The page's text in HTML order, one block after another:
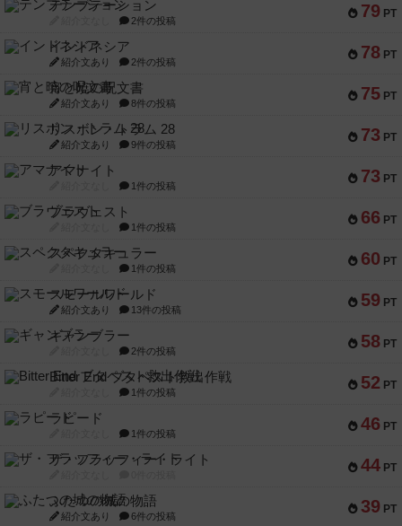
79 PT
テンプテーション
2件の投稿
78 PT
インドネシア
紹介文あり 2件の投稿
75 PT
宵と暁の呪文書
紹介文あり 8件の投稿
73 PT
リスボン・トラム 28
紹介文あり 9件の投稿
73 PT
アマナイト
1件の投稿
66 PT
ブラヴェスト
1件の投稿
60 PT
スペクタキュラー
1件の投稿
59 PT
スモールワールド
紹介文あり 13件の投稿
58 PT
ギャンブラー
2件の投稿
52 PT
Bitter End ブタペスト救出作戦
1件の投稿
46 PT
ラピード
1件の投稿
44 PT
ザ・フラッフィー・ライト
39 PT
ふたつの城の物語
紹介文あり 6件の投稿